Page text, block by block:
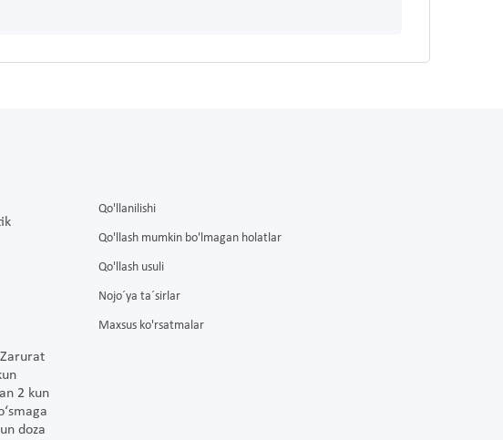
2 kun
doza
Qo'llanilishi
Qo'llash mumkin bo'lmagan holatlar
Qo'llash usuli
Nojo´ya ta´sirlar
Maxsus ko'rsatmalar